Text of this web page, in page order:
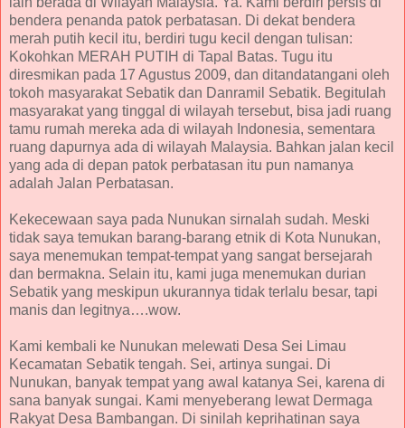
bendera penanda patok perbatasan. Di dekat bendera
merah putih kecil itu, berdiri tugu kecil dengan tulisan:
Kokohkan MERAH PUTIH di Tapal Batas. Tugu itu
diresmikan pada 17 Agustus 2009, dan ditandatangani oleh
tokoh masyarakat Sebatik dan Danramil Sebatik. Begitulah
masyarakat yang tinggal di wilayah tersebut, bisa jadi ruang
tamu rumah mereka ada di wilayah Indonesia, sementara
ruang dapurnya ada di wilayah Malaysia. Bahkan jalan kecil
yang ada di depan patok perbatasan itu pun namanya
adalah Jalan Perbatasan.
Kekecewaan saya pada Nunukan sirnalah sudah. Meski
tidak saya temukan barang-barang etnik di Kota Nunukan,
saya menemukan tempat-tempat yang sangat bersejarah
dan bermakna. Selain itu, kami juga menemukan durian
Sebatik yang meskipun ukurannya tidak terlalu besar, tapi
manis dan legitnya….wow.
Kami kembali ke Nunukan melewati Desa Sei Limau
Kecamatan Sebatik tengah. Sei, artinya sungai. Di
Nunukan, banyak tempat yang awal katanya Sei, karena di
sana banyak sungai. Kami menyeberang lewat Dermaga
Rakyat Desa Bambangan. Di sinilah keprihatinan saya